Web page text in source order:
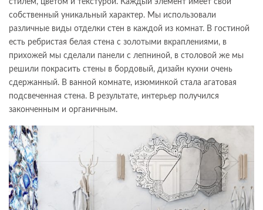
стилем, цветом и текстурой. Каждый элемент имеет свой
собственный уникальный характер. Мы использовали
различные виды отделки стен в каждой из комнат. В гостиной
есть ребристая белая стена с золотыми вкраплениями, в
прихожей мы сделали панели с лепниной, в столовой же мы
решили покрасить стены в бордовый, дизайн кухни очень
сдержанный. В ванной комнате, изюминкой стала агатовая
подсвеченная стена. В результате, интерьер получился
законченным и органичным.